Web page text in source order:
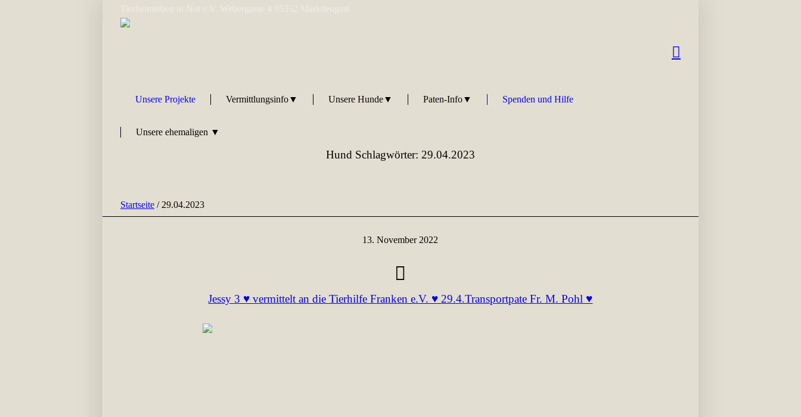
Unsere Projekte Vermittlungsinfo▼ Unsere Hunde▼ Paten-Info▼ Spenden und Hilfe
Unsere ehemaligen ▼
Hund Schlagwörter: 29.04.2023
Startseite / 29.04.2023
13. November 2022
Jessy 3 ♥ vermittelt an die Tierhilfe Franken e.V. ♥ 29.4.Transportpate Fr. M. Pohl ♥